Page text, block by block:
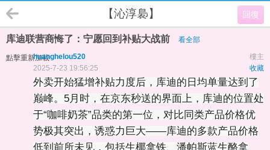
回復
【沁淳裊】
库迪联营商悔了：宁愿回到补贴大战前 看全部
點擊重新加載 樓主
huanghelou520
收藏
2025-7-23 19:56:25
外卖开始猛增补贴力度后，库迪的日均单量达到了
巅峰。5月时，在京东秒送的界面上，库迪的位置处
于“咖啡奶茶”品类的第一位，对比同类产品价格优
势极其突出，诱惑力巨大——库迪的多款产品价格
低到前所未见，包括生椰拿铁、潘帕斯蓝生酪拿